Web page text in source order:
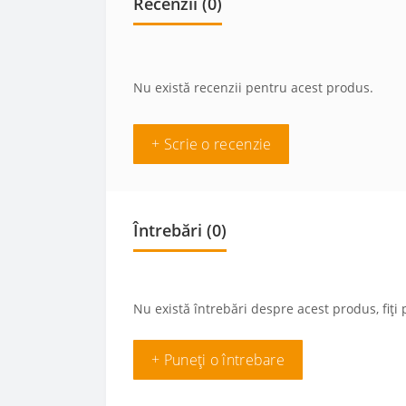
Nu există recenzii pentru acest produs.
+ Scrie o recenzie
Întrebări (0)
Nu există întrebări despre acest produs,
+ Puneți o întrebare